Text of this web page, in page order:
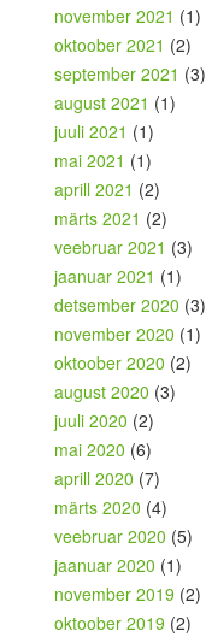
november 2021 (1)
oktoober 2021 (2)
september 2021 (3)
august 2021 (1)
juuli 2021 (1)
mai 2021 (1)
aprill 2021 (2)
märts 2021 (2)
veebruar 2021 (3)
jaanuar 2021 (1)
detsember 2020 (3)
november 2020 (1)
oktoober 2020 (2)
august 2020 (3)
juuli 2020 (2)
mai 2020 (6)
aprill 2020 (7)
märts 2020 (4)
veebruar 2020 (5)
jaanuar 2020 (1)
november 2019 (2)
oktoober 2019 (2)